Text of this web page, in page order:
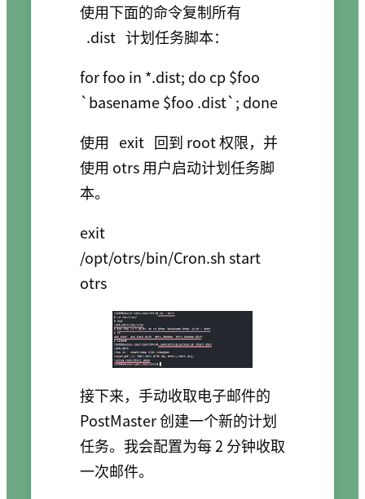
使用下面的命令复制所有
.dist 计划任务脚本：
for foo in *.dist; do cp $foo
使用 exit 回到 root 权限，并
使用 otrs 用户启动计划任务脚
本。
exit
/opt/otrs/bin/Cron.sh start
接下来，手动收取电子邮件的
PostMaster 创建一个新的计划
任务。我会配置为每 2 分钟收取
一次邮件。